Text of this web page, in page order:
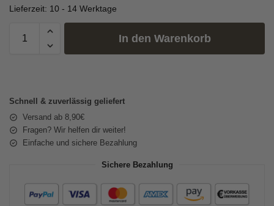
Lieferzeit: 10 - 14 Werktage
In den Warenkorb
Schnell & zuverlässig geliefert
Versand ab 8,90€
Fragen? Wir helfen dir weiter!
Einfache und sichere Bezahlung
Sichere Bezahlung